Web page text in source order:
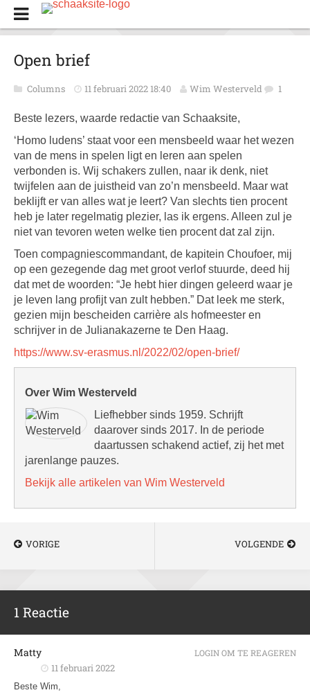
Open brief
Columns 11 februari 2022 18:40 Wim Westerveld 1
Beste lezers, waarde redactie van Schaaksite,
‘Homo ludens’ staat voor een mensbeeld waar het wezen
van de mens in spelen ligt en leren aan spelen
verbonden is. Wij schakers zullen, naar ik denk, niet
twijfelen aan de juistheid van zo’n mensbeeld. Maar wat
beklijft er van alles wat je leert? Van slechts tien procent
heb je later regelmatig plezier, las ik ergens. Alleen zul je
niet van tevoren weten welke tien procent dat zal zijn.
Toen compagniescommandant, de kapitein Choufoer, mij
op een gezegende dag met groot verlof stuurde, deed hij
dat met de woorden: “Je hebt hier dingen geleerd waar je
je leven lang profijt van zult hebben.” Dat leek me sterk,
gezien mijn bescheiden carrière als hofmeester en
schrijver in de Julianakazerne te Den Haag.
https://www.sv-erasmus.nl/2022/02/open-brief/
Over Wim Westerveld
Liefhebber sinds 1959. Schrijft
daarover sinds 2017. In de periode
daartussen schakend actief, zij het met
jarenlange pauzes.
Bekijk alle artikelen van Wim Westerveld
VORIGE VOLGENDE
1 Reactie
Matty
11 februari 2022
Beste Wim,
LOGIN OM TE REAGEREN